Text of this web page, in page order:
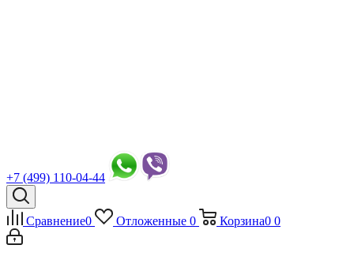
+7 (499) 110-04-44
Сравнение0 Отложенные 0 Корзина0 0